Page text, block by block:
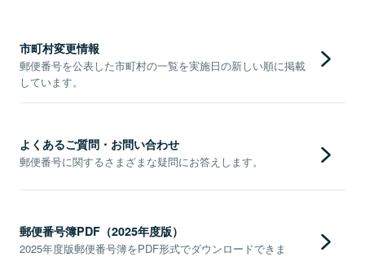
市町村変更情報
郵便番号を公表した市町村の一覧を実施日の新しい順に掲載
しています。
よくあるご質問・お問い合わせ
郵便番号に関するさまざまな疑問にお答えします。
郵便番号簿PDF（2025年度版）
2025年度版郵便番号簿をPDF形式でダウンロードできま